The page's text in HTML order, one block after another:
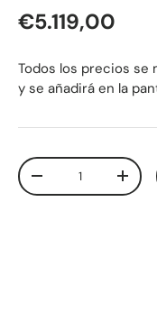
Precio normal
€5.119,00
Todos los precios se
y se añadirá en la
Cant.
Disminuir cantidad